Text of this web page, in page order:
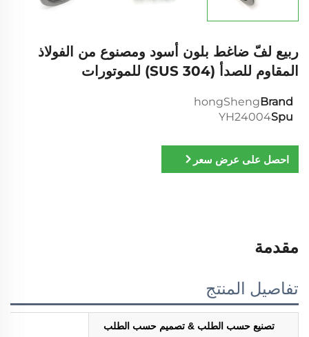
ربيع لفّ ضاغط بلون أسود ومصنوع من الفولاذ
المقاوم للصدأ (SUS 304) للموتورات
Brand
hongSheng
Spu
YH24004
احصل على عرض سعر
مقدمة
تفاصيل المنتج
تصنيع حسب الطلب & تصميم حسب الطلب